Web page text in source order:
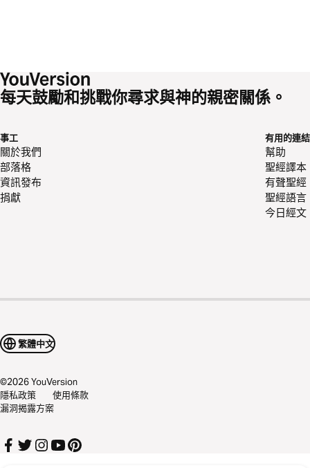
每天鼓勵和挑戰你尋求與神的親密關係。
事工
關於我們
部落格
資訊發布
捐獻
有用的連結
幫助
聖經譯本
有聲聖經
聖經語言
今日經文
繁體中文
©2026YouVersion
隱私政策
使用條款
漏洞揭露方案